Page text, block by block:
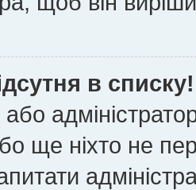
в списку!
ще ніхто не